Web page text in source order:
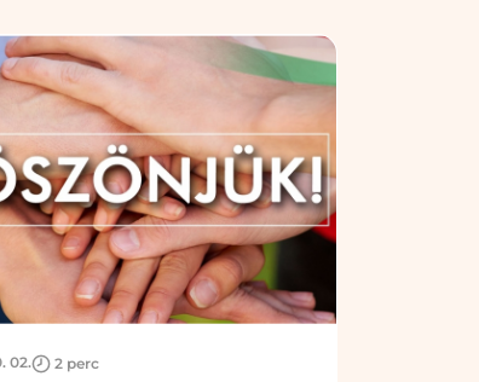
02. 2 perc